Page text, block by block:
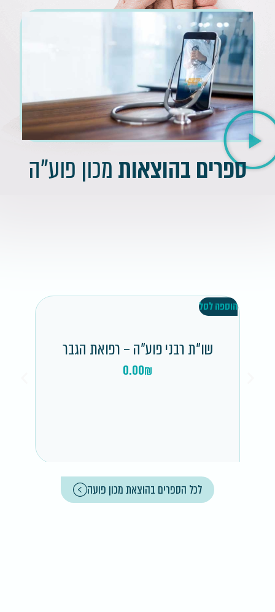
ספרים בהוצאותמכון פוע"ה
הוספה לסל
שו"ת רבני פוע"ה – רפואת הגבר
0.00₪
לכל הספרים בהוצאת מכון פועה